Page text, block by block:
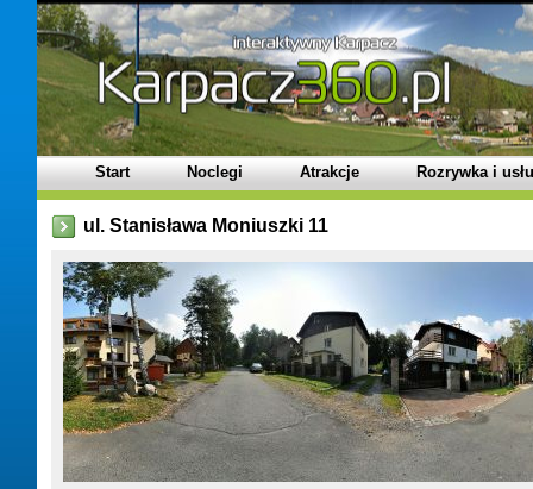
Start Noclegi Atrakcje Rozrywka i
ul. Stanisława Moniuszki 11